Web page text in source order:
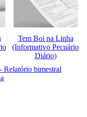
Tem Boi na Linha
(Informativo Pecuário
Diário)